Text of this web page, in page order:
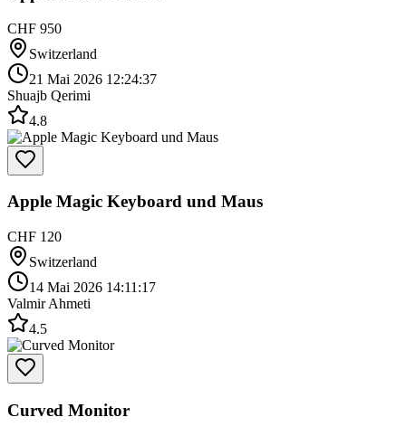
CHF 950
Switzerland
21 Mai 2026 12:24:37
Shuajb Qerimi
4.8
Apple Magic Keyboard und Maus
CHF 120
Switzerland
14 Mai 2026 14:11:17
Valmir Ahmeti
4.5
Curved Monitor